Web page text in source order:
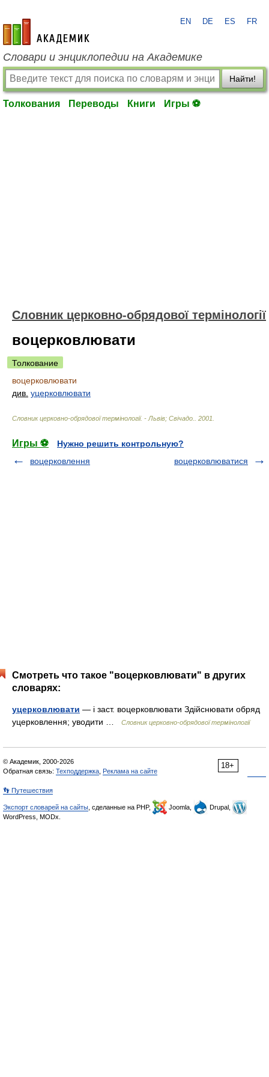
academic.ru
EN DE ES FR
Словари и энциклопедии на Академике
Найти!
Толкования Переводы Книги Игры ⚽
Словник церковно-обрядової термінології
воцерковлювати
Толкование
воцерковлювати
див. уцерковлювати
Словник церковно-обрядової термінології. - Львів; Свічадо. 2001
Игры ⚽
Нужно решить контрольную?
воцерковлення
воцерковлюватися
Смотреть что такое "воцерковлювати" в других
словарях:
уцерковлювати — і заст. воцерковлювати Здійснювати обряд
уцерковлення; уводити …
Словник церковно-обрядової термінології
18+
© Академик, 2000-2026
Обратная связь: Техподдержка Реклама на сайте
👣 Путешествия
Экспорт словарей на сайты , сделанные на PHP, Joomla,
Drupal,
WordPress, MODx.